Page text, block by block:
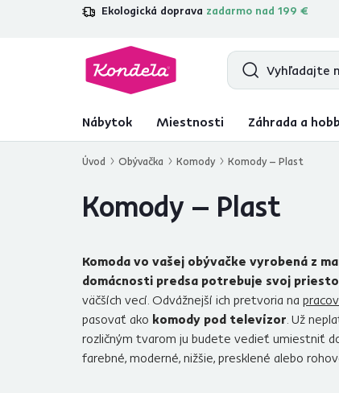
Ekologická doprava zadarmo nad 199 €
4,7 31 157overených
Nábytok Miestnosti Záhrada a
Úvod Obývačka Komody Komody – Plast
Komody – Plast
Komoda vo vašej obývačke vyrobená z
domácnosti predsa potrebuje svoj
väčších vecí. Odvážnejší ich pretvoria na
pasovať ako komody pod televízor . Už
rozličným tvarom ju budete vedieť umiestniť
farebné, moderné, nižšie, presklené alebo